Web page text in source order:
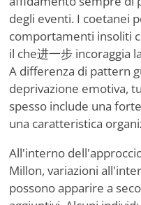
degli eventi. I coetanei
comportamenti insoliti
il che进一步 incoraggia
A differenza di pattern
deprivazione emotiva,
spesso include una
una caratteristica
All'interno
Millon, variazioni
possono apparire a